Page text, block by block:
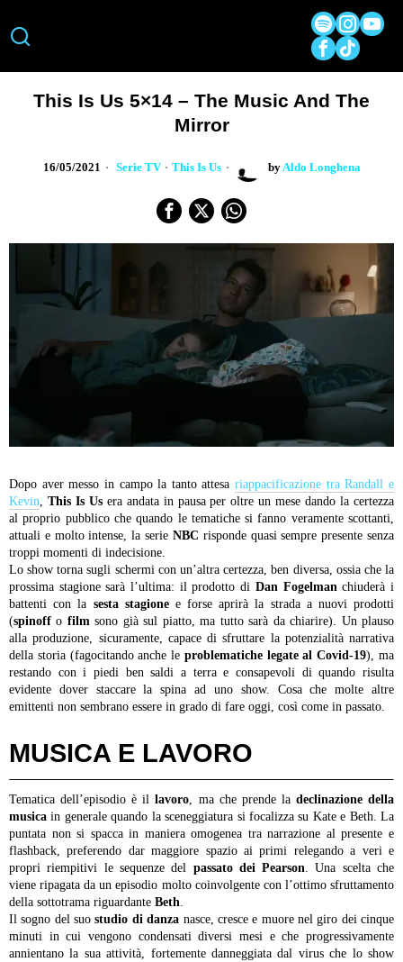
This Is Us 5×14 – The Music And The
Mirror
16/05/2021 Serie TV · This Is Us by Aldo Longhena
Dopo aver messo in campo la tanto attesariappacificazione tra Randall e
Kevin
This Is Usera andata in pausa per oltre un mese dando la certezza
al proprio pubblico che quando le tematiche si fanno veramente scottanti,
attuali e molto intense, la serie NBC risponde quasi sempre presente senza
troppi momenti di indecisione.
Lo show torna sugli schermi con un’altra certezza, ben diversa, ossia che la
prossima stagione sarà l’ultima: il prodotto di Dan Fogelman chiuderà i
battenti con la sesta stagionee forse aprirà la strada a nuovi prodotti
(spinoff o film sono già sul piatto, ma tutto sarà da chiarire). Un plauso
alla produzione, sicuramente, capace di sfruttare la potenzialità narrativa
della storia (fagocitando anche le problematiche legate al Covid-19), ma
restando con i piedi ben saldi a terra e consapevoli di quando risulta
evidente dover staccare la spina ad uno show. Cosa che molte altre
emittenti non sembrano essere in grado di fare oggi, così come in passato.
MUSICA E LAVORO
Tematica dell’episodio è illavoro , ma che prende la declinazione della
musica in generale quando la sceneggiatura si focalizza su Kate e Beth. La
puntata non si spacca in maniera omogenea tra narrazione al presente e
flashback, preferendo dar maggiore spazio ai primi relegando a veri e
propri riempitivi le sequenze del passato dei Pearson . Una scelta che
viene ripagata da un episodio molto coinvolgente con l’ottimo sfruttamento
della sottotrama riguardante Beth
Il sogno del suostudio di danza nasce, cresce e muore nel giro dei cinque
minuti in cui vengono condensati diversi mesi e che progressivamente
annientano la sua attività, fortemente danneggiata dal virus che lo show